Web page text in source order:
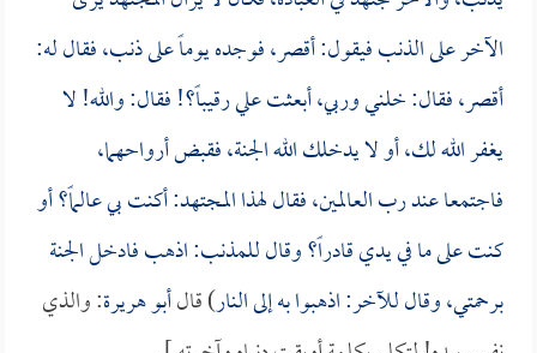
الآخر على الذنب فيقول: أقصر، فوجده يوماً على ذنب، فقال له:
أقصر، فقال: خلني وربي، أبعثت علي رقيباً؟! فقال: والله! لا
يغفر الله لك، أو لا يدخلك الله الجنة، فقبض أرواحهما،
فاجتمعا عند رب العالمين، فقال لهذا المجتهد: أكنت بي عالماً؟ أو
كنت على ما في يدي قادراً؟ وقال للمذنب: اذهب فادخل الجنة
برحمتي، وقال للآخر: اذهبوا به إلى النار) قالأبو هريرة: والذي